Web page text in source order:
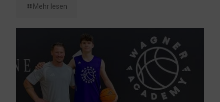
Mehr lesen